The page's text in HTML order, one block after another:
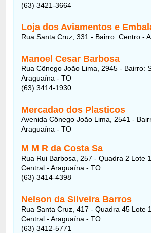
(63) 3421-3664
Loja dos Aviamentos e
Rua Santa Cruz, 331 - Bairro: Centro -
Manoel Cesar Barbosa
Rua Cônego João Lima, 2945 - Bairro:
Araguaína - TO
(63) 3414-1930
Mercadao dos Plasticos
Avenida Cônego João Lima, 2541 -
Araguaína - TO
M M R da Costa Sa
Rua Rui Barbosa, 257 - Quadra 2 Lote
Central - Araguaína - TO
(63) 3414-4398
Nelson da Silveira Barros
Rua Santa Cruz, 417 - Quadra 45 Lote
Central - Araguaína - TO
(63) 3412-5771